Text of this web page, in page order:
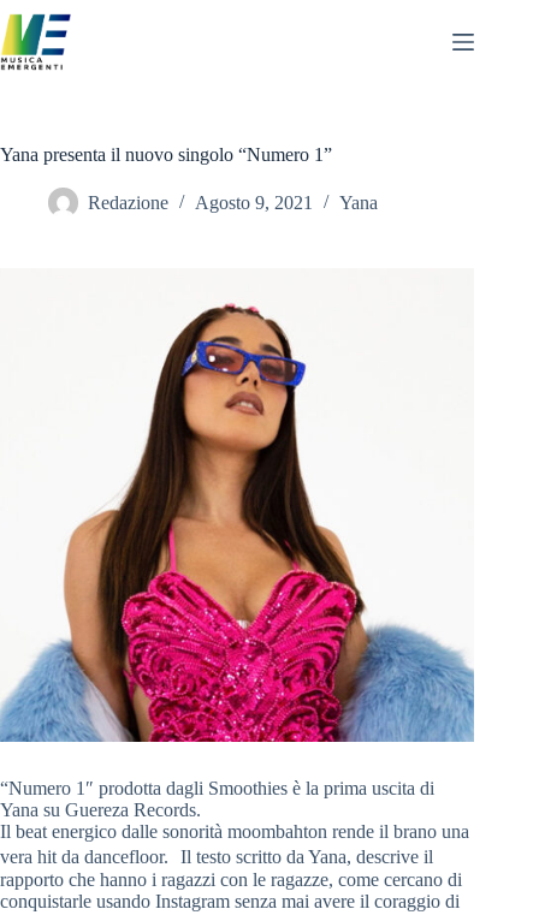
al
contenuto
Yana presenta il nuovo singolo “Numero 1”
Redazione Agosto 9, 2021 Yana
“Numero 1″ prodotta dagli Smoothies è la prima uscita di
Yana su Guereza Records.
Il beat energico dalle sonorità moombahton rende il brano una
vera hit da dancefloor. Il testo scritto da Yana, descrive il
rapporto che hanno i ragazzi con le ragazze, come cercano di
conquistarle usando Instagram senza mai avere il coraggio di